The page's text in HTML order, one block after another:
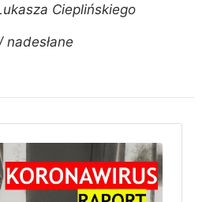
Cieplińskiego
nadesłane